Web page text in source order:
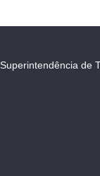
Superintendência de